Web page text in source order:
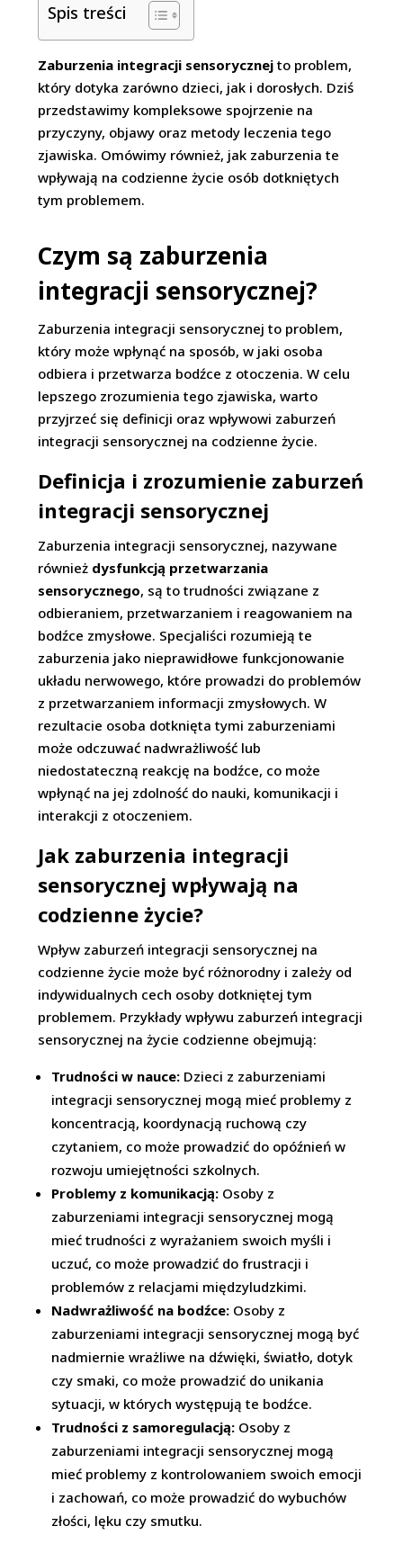
Spis treści
Zaburzenia integracji sensorycznej to problem,
który dotyka zarówno dzieci, jak i dorosłych. Dziś
przedstawimy kompleksowe spojrzenie na
przyczyny, objawy oraz metody leczenia tego
zjawiska. Omówimy również, jak zaburzenia te
wpływają na codzienne życie osób dotkniętych
tym problemem.
Czym są zaburzenia
integracji sensorycznej?
Zaburzenia integracji sensorycznej to problem,
który może wpłynąć na sposób, w jaki osoba
odbiera i przetwarza bodźce z otoczenia. W celu
lepszego zrozumienia tego zjawiska, warto
przyjrzeć się definicji oraz wpływowi zaburzeń
integracji sensorycznej na codzienne życie.
Definicja i zrozumienie zaburzeń
integracji sensorycznej
Zaburzenia integracji sensorycznej, nazywane
również dysfunkcją przetwarzania
sensorycznego, są to trudności związane z
odbieraniem, przetwarzaniem i reagowaniem na
bodźce zmysłowe. Specjaliści rozumieją te
zaburzenia jako nieprawidłowe funkcjonowanie
układu nerwowego, które prowadzi do problemów
z przetwarzaniem informacji zmysłowych. W
rezultacie osoba dotknięta tymi zaburzeniami
może odczuwać nadwrażliwość lub
niedostateczną reakcję na bodźce, co może
wpłynąć na jej zdolność do nauki, komunikacji i
interakcji z otoczeniem.
Jak zaburzenia integracji
sensorycznej wpływają na
codzienne życie?
Wpływ zaburzeń integracji sensorycznej na
codzienne życie może być różnorodny i zależy od
indywidualnych cech osoby dotkniętej tym
problemem. Przykłady wpływu zaburzeń integracji
sensorycznej na życie codzienne obejmują:
Trudności w nauce: Dzieci z zaburzeniami
integracji sensorycznej mogą mieć problemy z
koncentracją, koordynacją ruchową czy
czytaniem, co może prowadzić do opóźnień w
rozwoju umiejętności szkolnych.
Problemy z komunikacją: Osoby z
zaburzeniami integracji sensorycznej mogą
mieć trudności z wyrażaniem swoich myśli i
uczuć, co może prowadzić do frustracji i
problemów z relacjami międzyludzkimi.
Nadwrażliwość na bodźce: Osoby z
zaburzeniami integracji sensorycznej mogą być
nadmiernie wrażliwe na dźwięki, światło, dotyk
czy smaki, co może prowadzić do unikania
sytuacji, w których występują te bodźce.
Trudności z samoregulacją: Osoby z
zaburzeniami integracji sensorycznej mogą
mieć problemy z kontrolowaniem swoich emocji
i zachowań, co może prowadzić do wybuchów
złości, lęku czy smutku.